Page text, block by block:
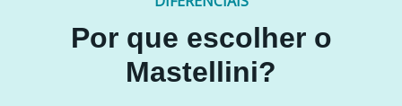
Por que escolher o
Mastellini?